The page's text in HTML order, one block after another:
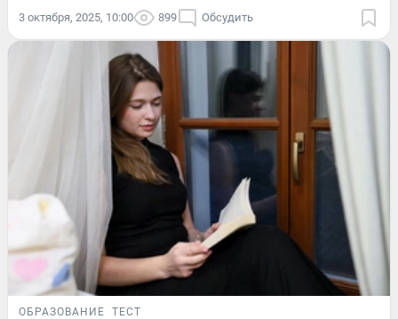
3 октября, 2025, 10:00 899 Обсудить
ОБРАЗОВАНИЕ ТЕСТ